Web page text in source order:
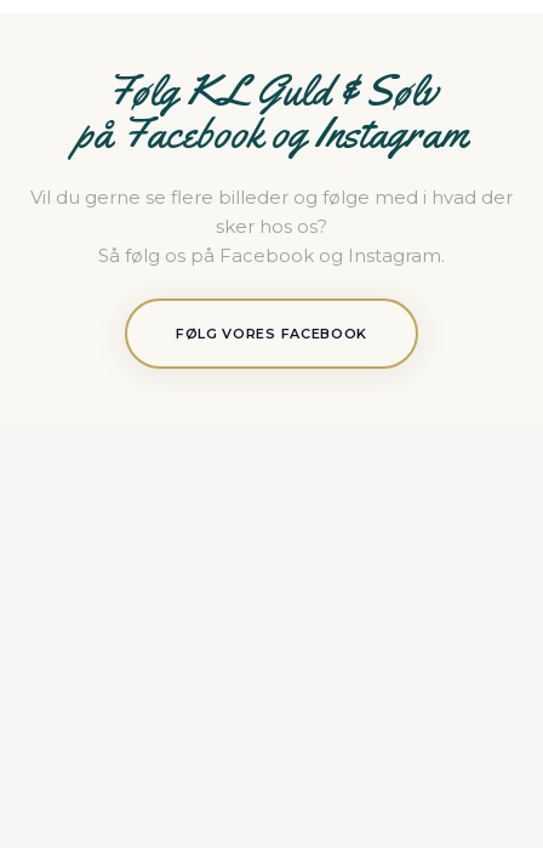
Følg KL Guld & Sølv
​på Facebook og Instagram
Vil du gerne se flere billeder og følge med i hvad der
sker hos os?
Så følg os på Facebook og Instagram​.
FØLG VORES FACEBOOK